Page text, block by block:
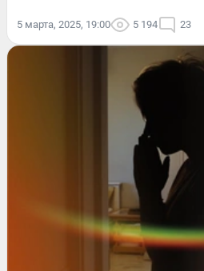
5 марта, 2025, 19:00 5 194 23